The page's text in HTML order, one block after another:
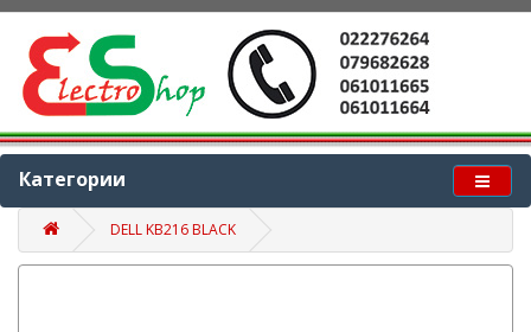
Категории
DELL KB216 BLACK